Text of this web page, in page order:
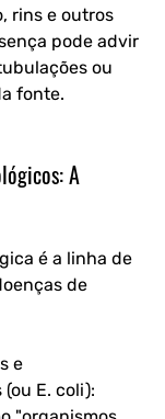
rins e outros
pode advir
ou
fonte.
A
é a linha de
de
e
E. coli):